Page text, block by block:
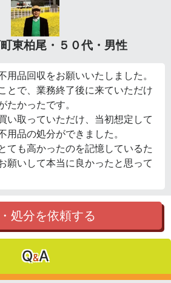
東柏尾・５０代・男性
用品回収をお願いいたしました。
とで、業務終了後に来ていただけ
たかったです。
い取っていただけ、当初想定して
用品の処分ができました。
ても高かったのを記憶しているた
願いして本当に良かったと思って
処分を依頼する
Q&A